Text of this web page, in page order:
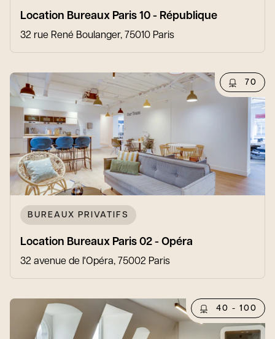
Location Bureaux Paris 10 - République
32 rue René Boulanger, 75010 Paris
70
BUREAUX PRIVATIFS
Location Bureaux Paris 02 - Opéra
32 avenue de l'Opéra, 75002 Paris
40 - 100